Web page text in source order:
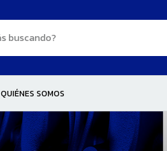
QUIÉNES SOMOS